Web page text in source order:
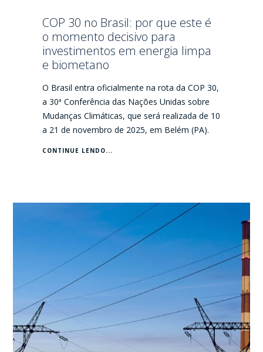
COP 30 no Brasil: por que este é
o momento decisivo para
investimentos em energia limpa
e biometano
O Brasil entra oficialmente na rota da COP 30,
a 30ª Conferência das Nações Unidas sobre
Mudanças Climáticas, que será realizada de 10
a 21 de novembro de 2025, em Belém (PA).
CONTINUE LENDO...